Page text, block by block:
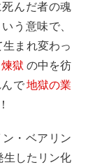
んだ者の魂
う意味で、
まれ変わっ
煉獄 の中を彷
で地獄の業
・ベアリン
生したリン化